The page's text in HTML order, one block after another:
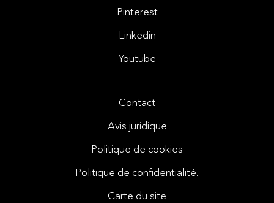
Pinterest
Linkedin
Youtube
Contact
Avis juridique
Politique de cookies
Politique de confidentialité.
Carte du site